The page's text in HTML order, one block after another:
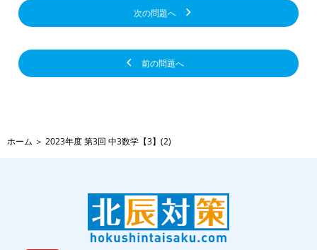
前の問題へ
次の問題へ
ホーム ＞ 2023年度 第3回 中3数学【3】(2)